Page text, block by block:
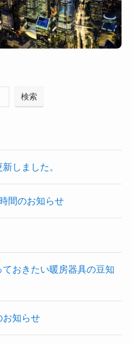
検索
しました。
間のお知らせ
おきたい暖房器具の豆知
お知らせ